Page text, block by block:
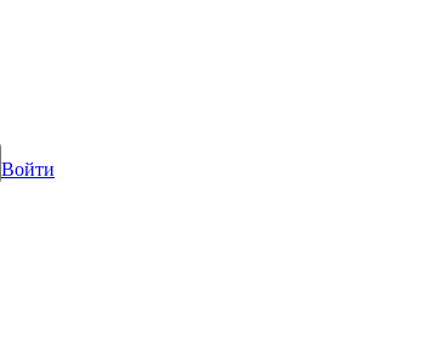
Войти